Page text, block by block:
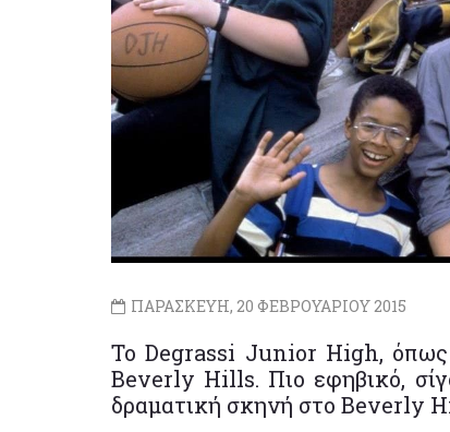
ΠΑΡΑΣΚΕΥΗ, 20 ΦΕΒΡΟΥΑΡΙΟΥ 2015
Το Degrassi Junior High, όπως
Beverly Hills. Πιο εφηβικό,
δραματική σκηνή στο Beverly